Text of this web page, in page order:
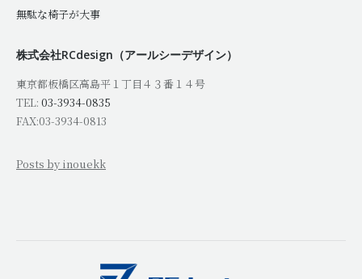
無駄な椅子が大事
株式会社RCdesign（アールシーデザイン）
東京都板橋区高島平１丁目４３番１４号
TEL: 03-3934-0835
FAX:03-3934-0813
Posts by inouekk